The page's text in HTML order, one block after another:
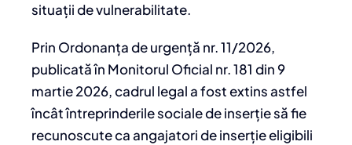
situații de vulnerabilitate.
Prin Ordonanța de urgență nr. 11/2026,
publicată în Monitorul Oficial nr. 181 din 9
martie 2026, cadrul legal a fost extins astfel
încât întreprinderile sociale de inserție să fie
recunoscute ca angajatori de inserție eligibili